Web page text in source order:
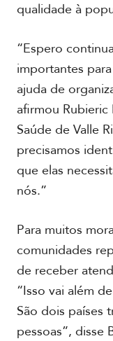
t
g
e
m
s
p
e
c
i
a
c
a
e
m
i
a
F
o
t
o
s
V
í
e
s
qualidade à
“Espero
importantes
ajuda de
afirmou
Saúde de Valle
precisamos
que elas
nós.”
Para muitos
comunidades
de receber
“Isso vai além
São dois países
pessoas”, disse